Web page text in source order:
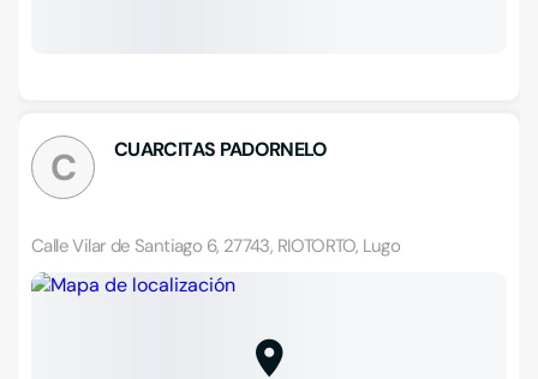
C CUARCITAS PADORNELO
Calle Vilar de Santiago 6, 27743, RIOTORTO, Lugo